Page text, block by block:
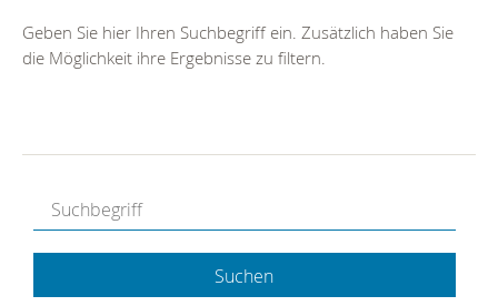
Geben Sie hier Ihren Suchbegriff ein. Zusätzlich haben Sie
die Möglichkeit ihre Ergebnisse zu filtern.
Suchen